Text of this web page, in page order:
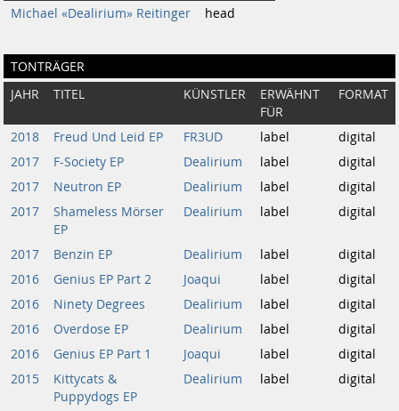
Michael «Dealirium» Reitinger
head
TONTRÄGER
JAHR TITEL KÜNSTLER
ERWÄHNT
FÜR
FORMAT
2018 Freud Und Leid EP FR3UD label
digital
2017
F-Society EP Dealirium label
digital
2017
Neutron EP Dealirium label
digital
2017
Shameless Mörser
EP
Dealirium label digital
2017 Benzin EP Dealirium label
digital
2016
Genius EP Part 2 Joaqui label
digital
2016
Ninety Degrees Dealirium label
digital
2016
Overdose EP Dealirium label
digital
2016
Genius EP Part 1 Joaqui label
digital
2015
Kittycats &
Puppydogs EP
Dealirium label digital